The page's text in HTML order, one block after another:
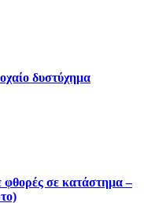
δυστύχημα
φθορές σε κατάστημα –